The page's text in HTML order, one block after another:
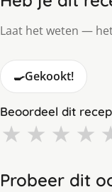
Laat het weten —
🍳Gekookt!
Beoordeel dit
★ ★ ★ ★
Probeer dit